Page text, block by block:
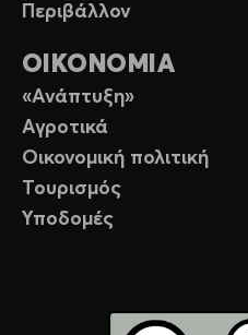
Περιβάλλον
ΟΙΚΟΝΟΜΙΑ
«Ανάπτυξη»
Αγροτικά
Οικονομική πολιτική
Τουρισμός
Υποδομές